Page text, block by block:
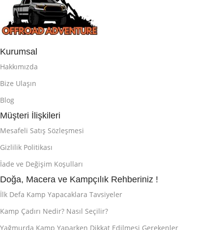
Kurumsal
Hakkımızda
Bize Ulaşın
Blog
Müşteri İlişkileri
Mesafeli Satış Sözleşmesi
Gizlilik Politikası
İade ve Değişim Koşulları
Doğa, Macera ve Kampçılık Rehberiniz !
İlk Defa Kamp Yapacaklara Tavsiyeler
Kamp Çadırı Nedir? Nasıl Seçilir?
Yağmurda Kamp Yaparken Dikkat Edilmesi Gerekenler